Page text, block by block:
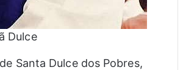
Dulce
Santa Dulce dos Pobres,